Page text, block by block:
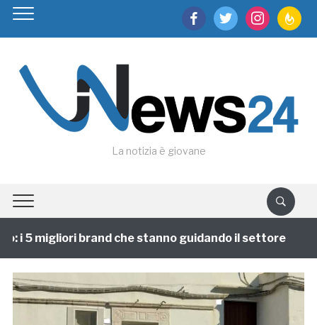
facebooktwitter instagram
La notizia è giovane
i 5 migliori brand che stanno guidando il settore